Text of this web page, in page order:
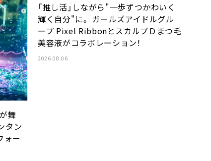
舞
タン
ォー
「推し活」しながら"一歩ずつかわいく
輝く自分"に。 ガールズアイドルグル
ープ Pixel RibbonとスカルプＤまつ毛
美容液がコラボレーション！
2026.08.06